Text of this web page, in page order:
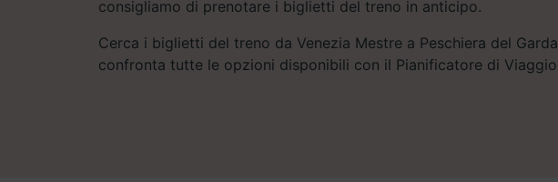
consigliamo di prenotare i biglietti del treno in anticipo.
Cerca i biglietti del treno da Venezia Mestre a Peschiera del
confronta tutte le opzioni disponibili con il Pianificatore di